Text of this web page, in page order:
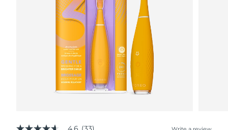
FOREO APP 預計送達日期
預計送達日期
預計送達日期
預計送達日期